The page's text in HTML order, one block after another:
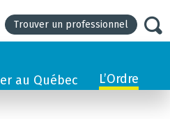
Trouver un professionnel
au Québec L’Ordre